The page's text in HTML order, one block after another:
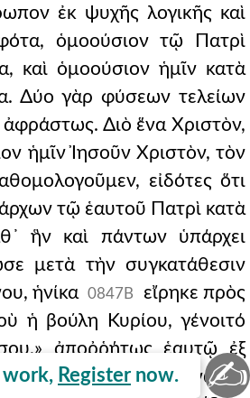
work, Register now.
ἐκ ψυχῆς λογικῆς καὶ
ὁμοούσιον τῷ Πατρὶ
καὶ ὁμοούσιον ἡμῖν κατὰ
Δύο γὰρ φύσεων τελείων
ἀφράστως. Διὸ ἕνα Χριστὸν,
ἡμῖν Ἰησοῦν Χριστὸν, τὸν
εἰδότες ὅτι
τῷ ἑαυτοῦ Πατρὶ κατὰ
ἣν καὶ πάντων ὑπάρχει
μετὰ τὴν συγκατάθεσιν
ἡνίκα 0847B
εἴρηκε πρὸς
ἡ βούλη Κυρίου, γένοιτό
ἀποῤῥήτως ἑαυτῷ ἐξ
ναὸν, καὶ τοῦτον ἑνῶσαι
✍